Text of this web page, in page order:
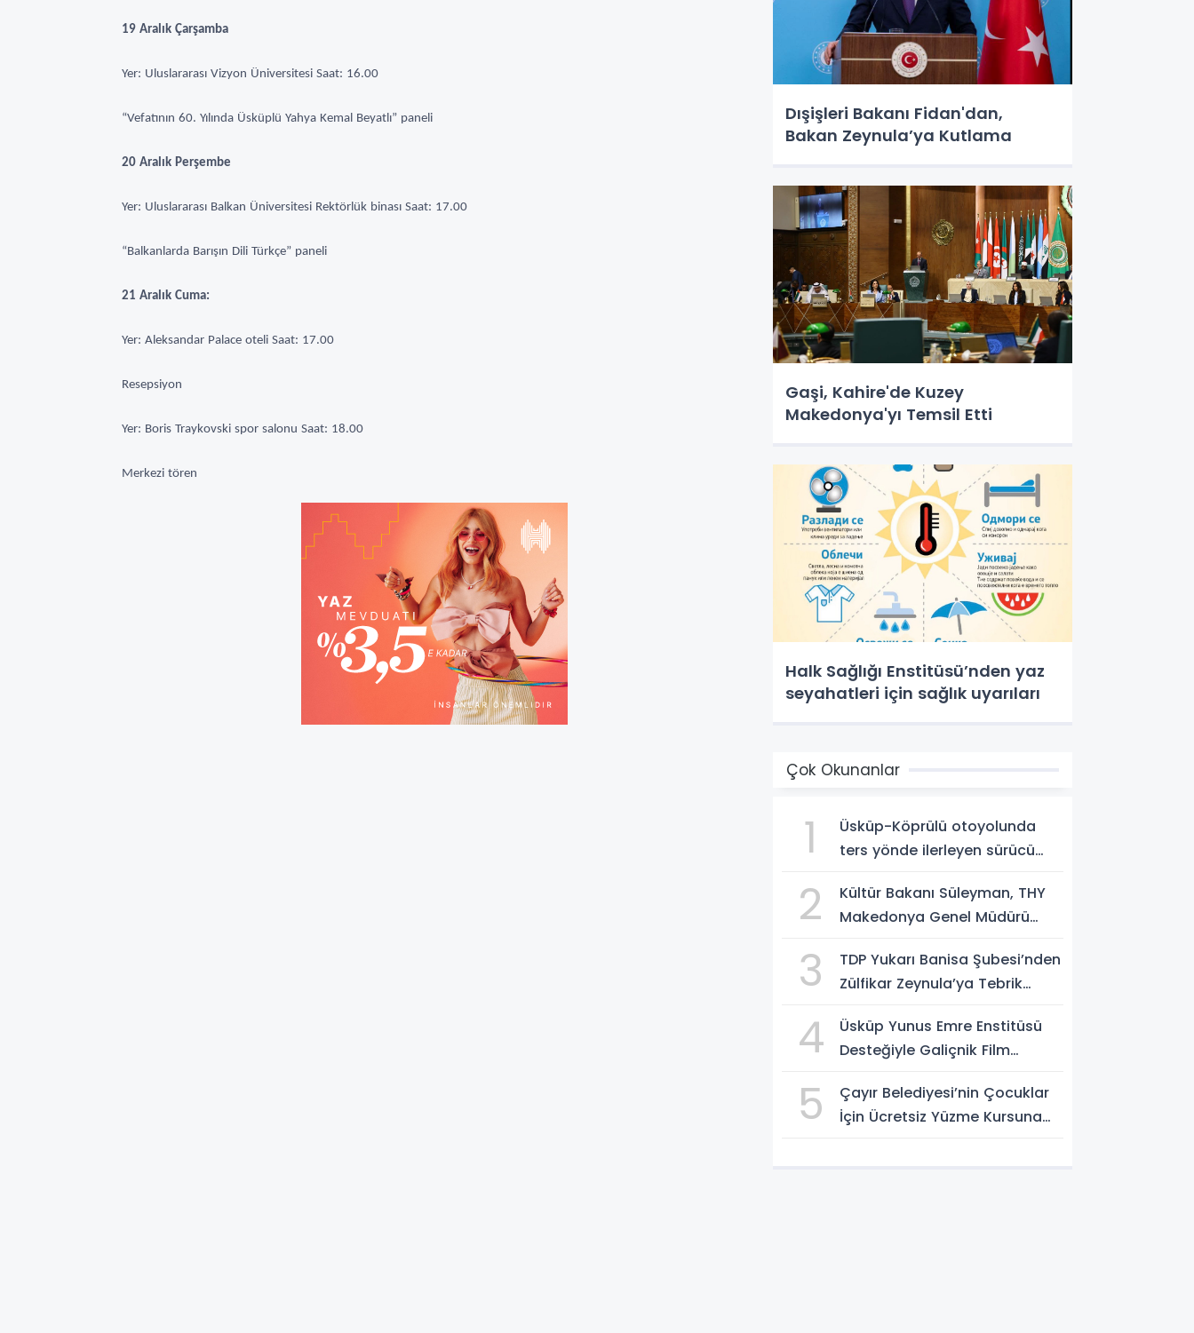
19 Aralık Çarşamba
Yer: Uluslararası Vizyon Üniversitesi Saat: 16.00
“Vefatının 60. Yılında Üsküplü Yahya Kemal Beyatlı” paneli
20 Aralık Perşembe
Yer: Uluslararası Balkan Üniversitesi Rektörlük binası Saat: 17.00
“Balkanlarda Barışın Dili Türkçe” paneli
21 Aralık Cuma:
Yer: Aleksandar Palace oteli Saat: 17.00
Resepsiyon
Yer: Boris Traykovski spor salonu Saat: 18.00
Merkezi tören
Dışişleri Bakanı Fidan'dan,
Bakan Zeynula’ya Kutlama
Gaşi, Kahire'de Kuzey
Makedonya'yı Temsil Etti
Halk Sağlığı Enstitüsü’nden yaz
seyahatleri için sağlık uyarıları
Çok Okunanlar
1
Üsküp-Köprülü otoyolunda
ters yönde ilerleyen sürücü
2
Kültür Bakanı Süleyman, THY
Makedonya Genel Müdürü
3
TDP Yukarı Banisa Şubesi’nden
Zülfikar Zeynula’ya Tebrik
4
Üsküp Yunus Emre Enstitüsü
Desteğiyle Galiçnik Film
5
Çayır Belediyesi’nin Çocuklar
İçin Ücretsiz Yüzme Kursuna